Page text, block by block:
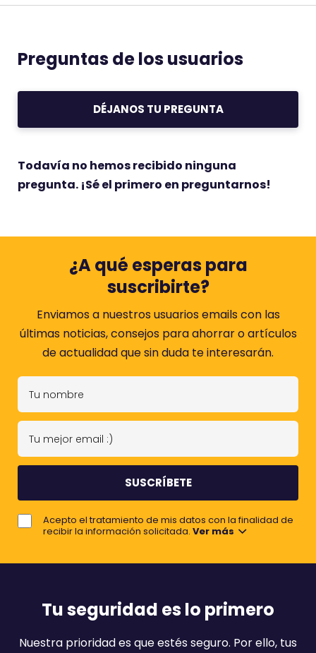
Preguntas de los usuarios
DÉJANOS TU PREGUNTA
Todavía no hemos recibido ninguna
pregunta. ¡Sé el primero en preguntarnos!
¿A qué esperas para
suscribirte?
Enviamos a nuestros usuarios emails con las
últimas noticias, consejos para ahorrar o artículos
de actualidad que sin duda te interesarán.
T
n
m
r
e
T
m
j
o
e
Acepto el tratamiento de mis datos con la finalidad de
recibir la información solicitada. Ver más
Tu seguridad es lo primero
Nuestra prioridad es que estés seguro. Por ello, tus